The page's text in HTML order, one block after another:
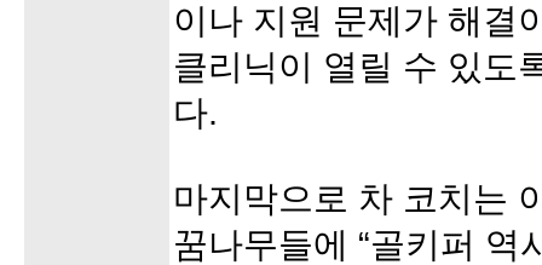
이나 지원 문제가 해결
클리닉이 열릴 수 있도
다.
마지막으로 차 코치는
꿈나무들에 “골키퍼 역